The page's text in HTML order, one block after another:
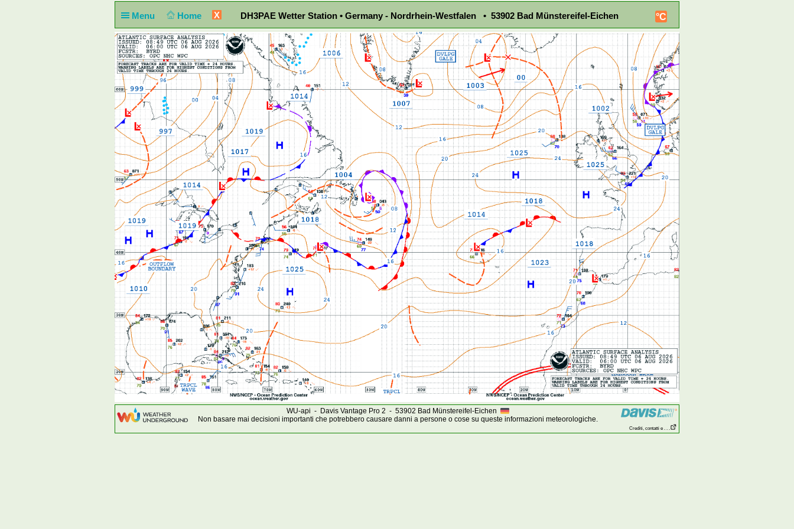
Menu Home X °C
DH3PAE Wetter Station • Germany - Nordrhein-Westfalen • 53902 Bad Münstereifel-Eichen
WU-api - Davis Vantage Pro 2 - 53902 Bad Münstereifel-Eichen
Non basare mai decisioni importanti che potrebbero causare danni a persone o cose su queste informazioni meteorologiche.
Crediti, contatti e . . .